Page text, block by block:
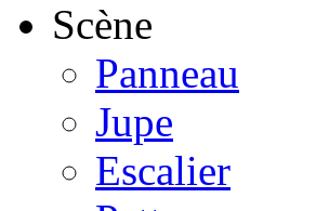
Scène
Panneau
Jupe
Escalier